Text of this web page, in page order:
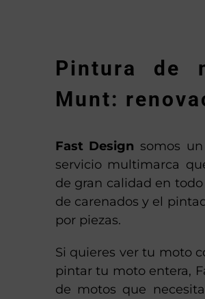
Pintura de
Munt:
Fast Design somos
servicio multimarca
de gran calidad en
de carenados y el
por piezas.
Si quieres ver tu moto
pintar tu moto entera,
de motos que